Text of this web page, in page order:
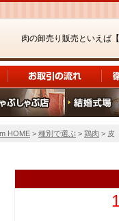
肉の卸売り販売といえば【
HOME > 種別で選ぶ > 鶏肉 > 皮